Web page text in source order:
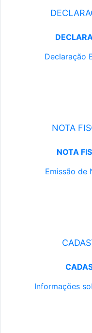
Declaração
NOTA
NOTA
Emissão de
Informações